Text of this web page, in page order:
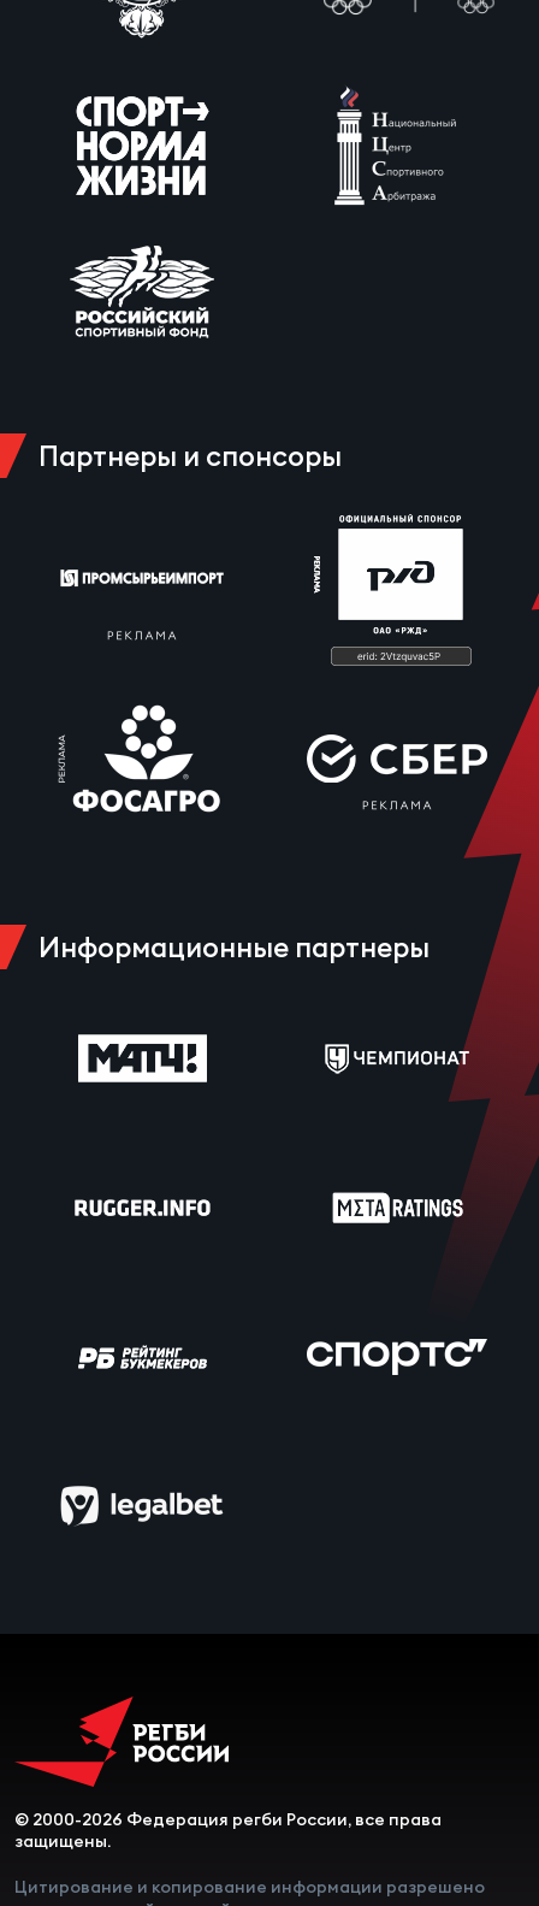
Партнеры и спонсоры
Информационные партнеры
© 2000-2026 Федерация регби России, все права
защищены.
Цитирование и копирование информации разрешено